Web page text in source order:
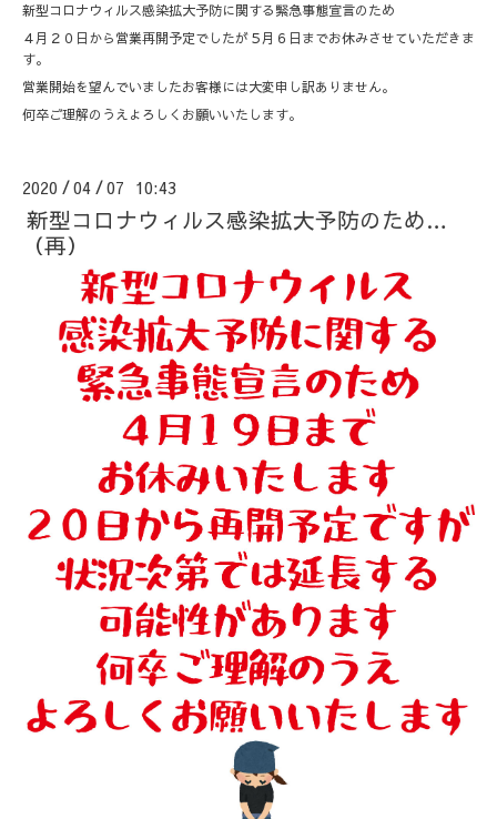
新型コロナウィルス感染拡大予防に関する緊急事態宣言のため
４月２０日から営業再開予定でしたが５月６日までお休みさせていただきま
す。
営業開始を望んでいましたお客様には大変申し訳ありません。
何卒ご理解のうえよろしくお願いいたします。
2020 /04 /07 10:43
新型コロナウィルス感染拡大予防のため…
（再）